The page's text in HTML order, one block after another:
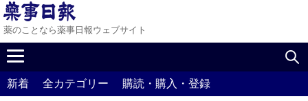
薬のことなら薬事日報ウェブサイト
新着 全カテゴリー 購読・購入・登録